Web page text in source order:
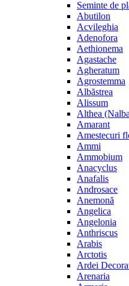
Seminte de
Abutilon
Acvileghia
Adenofora
Aethionema
Agastache
Agheratum
Agrostemma
Albăstrea
Alissum
Althea
Amarant
Amestecuri
Ammi
Ammobium
Anacyclus
Anafalis
Androsace
Anemonă
Angelica
Angelonia
Anthriscus
Arabis
Arctotis
Ardei
Arenaria